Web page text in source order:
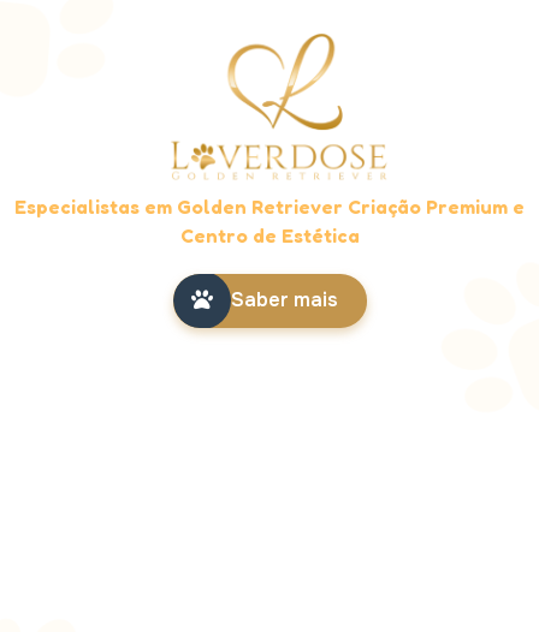
Especialistas em Golden Retriever Criação Premium e
Centro de Estética
Saber mais